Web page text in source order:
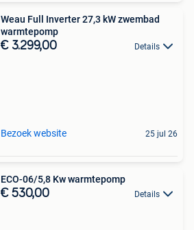
Weau Full Inverter 27,3 kW zwembad
warmtepomp
€ 3.299,00 Details
Bezoek website 25 jul 26
ECO-06/5,8 Kw warmtepomp
€ 530,00 Details